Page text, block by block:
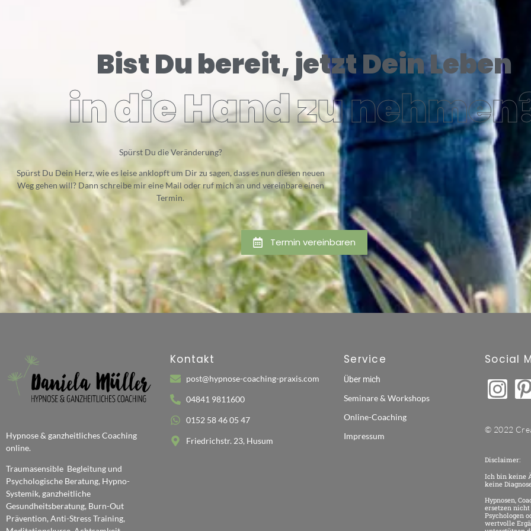
Bist Du bereit, jetzt Dein Leben
in die Hand zu
Spürst Du die Veränderung?
Spürst Du Dein Herz, wie es leise anklopft um Dir zu sagen, dass es nun diesen neuen
Weg gehen will? Dann schreibe mir eine Mail oder ruf mich an und vereinbare einen
Termin.
Termin vereinbaren
Hypnose & ganzheitliches Coaching
online.
Traumasensible Begleitung und
Psychologische Beratung, Hypno-
Systemik, ganzheitliche
Gesundheitsberatung, Burn-Out
Prävention, Anti-Stress Training,
Kontakt
post@hypnose-coaching-praxis.com
04841 9811600
0152 58 46 05 47
Friedrichstr. 23, Husum
Service
Über mich
Seminare & Workshops
Online-Coaching
Impressum
Social
© 2022
Disclaimer:
Ich bin keine
keine
Hypnosen,
ersetzen
Psychologen
wertvolle